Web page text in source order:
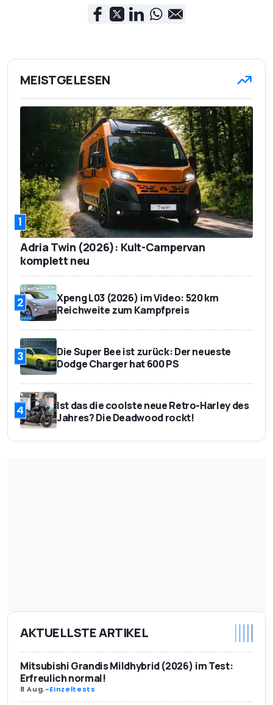
MEISTGELESEN
1
Adria Twin (2026): Kult-Campervan
komplett neu
2
Xpeng L03 (2026) im Video: 520 km
Reichweite zum Kampfpreis
3
Die Super Bee ist zurück: Der neueste
Dodge Charger hat 600 PS
4
Ist das die coolste neue Retro-Harley des
Jahres? Die Deadwood rockt!
AKTUELLSTE ARTIKEL
Mitsubishi Grandis Mildhybrid (2026) im Test:
Erfreulich normal!
8 Aug.-Einzeltests